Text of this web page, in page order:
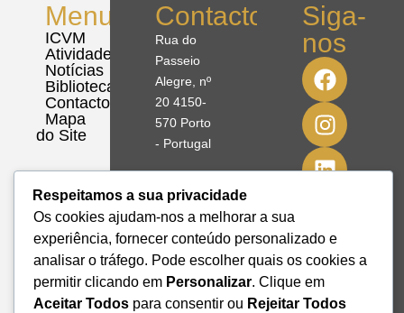
Menu
ICVM
Atividades
Notícias
Biblioteca
Contactos
Mapa
do Site
Contactos
Rua do
Passeio
Alegre, nº
20 4150-
570 Porto
- Portugal
8º39'41,76"
W
+351 228
328 115
Siga-
nos
Respeitamos a sua privacidade
Os cookies ajudam-nos a melhorar a sua
experiência, fornecer conteúdo personalizado e
analisar o tráfego. Pode escolher quais os cookies a
permitir clicando em Personalizar. Clique em
Aceitar Todos para consentir ou Rejeitar Todos